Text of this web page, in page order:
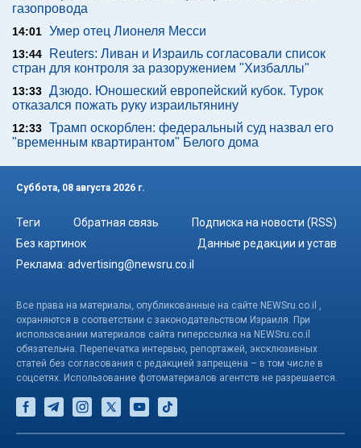
газопровода
14:01 Умер отец Лионеля Месси
13:44
Reuters: Ливан и Израиль согласовали список
стран для контроля за разоружением "Хизбаллы"
13:33 Дзюдо. Юношеский европейский кубок. Турок
отказался пожать руку израильтянину
12:33 Трамп оскорблен: федеральный суд назвал его
"временным квартирантом" Белого дома
Суббота, 08 августа 2026 г.
Теги Обратная связь
Подписка на новости (RSS)
Без картинок
Данные редакции и устав
Реклама: advertising@newsru.co.il
Все права на материалы, опубликованные на сайте NEWSru.co.il ,
охраняются в соответствии с законодательством Израиля. При
использовании материалов сайта гиперссылка на NEWSru.co.il
обязательна. Перепечатка интервью, репортажей, эксклюзивных
статей без согласования с редакцией запрещена – в том числе в
соцсетях. Использование фотоматериалов агентств не разрешается.